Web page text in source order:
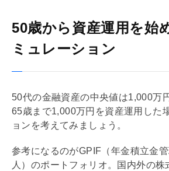
50歳から資産運用を始
ミュレーション
50代の金融資産の中央値は1,000万
65歳まで1,000万円を資産運用した
ョンを考えてみましょう。
参考になるのがGPIF（年金積立金
人）のポートフォリオ。国内外の株